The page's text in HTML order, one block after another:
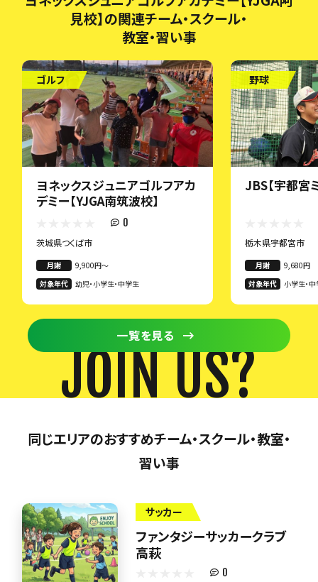
見校】の関連チーム・スクール・
教室・習い事
ゴルフ
ヨネックスジュニアゴルフアカ
デミー【YJGA南筑波校】
0
茨城県つくば市
月謝
9,900円〜
対象年代
幼児・小学生・中学生
野球
JBS【宇都宮
栃木県宇都宮市
月謝
9,680円
対象年代
小学生・
一覧を見る
JOIN US?
同じエリアのおすすめチーム・スクール・教室・
習い事
サッカー
ファンタジーサッカークラブ
高萩
0